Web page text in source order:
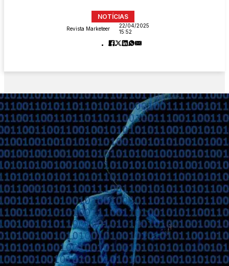
NOTÍCIAS
Revista Marketeer
22/04/2025
15:52